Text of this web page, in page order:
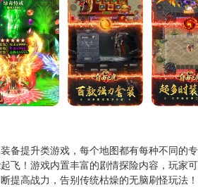
备提升类游戏，每个地图都有每种不同的专
飞！游戏内置丰富的剧情探险内容，玩家可
提高战力，告别传统枯燥的无脑刷怪玩法！